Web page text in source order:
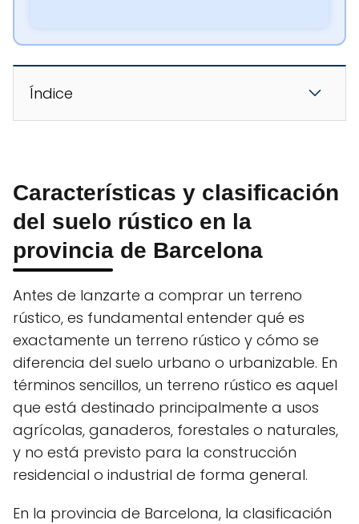
Índice
Características y clasificación
del suelo rústico en la
provincia de Barcelona
Antes de lanzarte a comprar un terreno
rústico, es fundamental entender qué es
exactamente un terreno rústico y cómo se
diferencia del suelo urbano o urbanizable. En
términos sencillos, un terreno rústico es aquel
que está destinado principalmente a usos
agrícolas, ganaderos, forestales o naturales,
y no está previsto para la construcción
residencial o industrial de forma general.
En la provincia de Barcelona, la clasificación